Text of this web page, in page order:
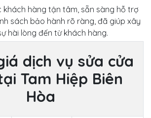
khách hàng tận tâm, sẵn sàng hỗ trợ
sách bảo hành rõ ràng, đã giúp xây
hài lòng đến từ khách hàng.
dịch vụ sửa cửa
Tam Hiệp Biên
Hòa